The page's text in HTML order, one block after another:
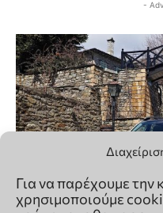
Για να παρέχουμε την
χρησιμοποιούμε